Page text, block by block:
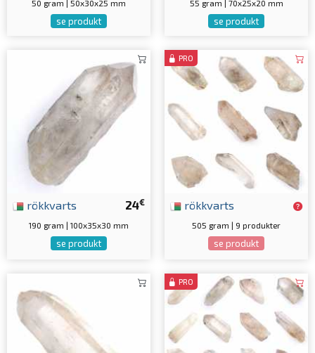
50 gram | 50x30x25 mm
se produkt
55 gram | 70x25x20 mm
se produkt
24€
rökkvarts
190 gram | 100x35x30 mm
se produkt
PRO
rökkvarts
505 gram | 9 produkter
se produkt
PRO